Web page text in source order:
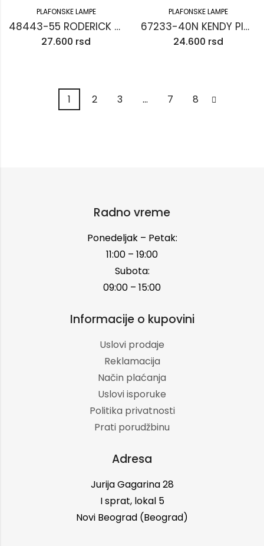
PLAFONSKE LAMPE
48443-55 RODERICK Plafonska lampa
27.600 rsd
PLAFONSKE LAMPE
67233-40N KENDY Plafonska lampa
24.600 rsd
1 2 3 … 7 8
Radno vreme
Ponedeljak – Petak:
11:00 – 19:00
Subota:
09:00 – 15:00
Informacije o kupovini
Uslovi prodaje
Reklamacija
Način plaćanja
Uslovi isporuke
Politika privatnosti
Prati porudžbinu
Adresa
Jurija Gagarina 28
I sprat, lokal 5
Novi Beograd (Beograd)